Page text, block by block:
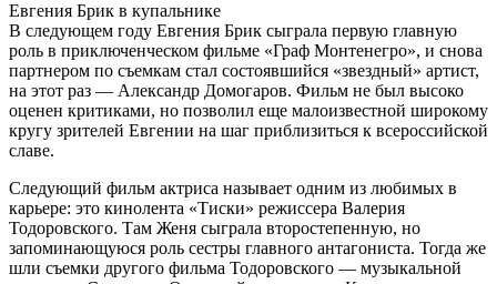
Евгения Брик в купальнике
В следующем году Евгения Брик сыграла первую главную
роль в приключенческом фильме «Граф Монтенегро», и снова
партнером по съемкам стал состоявшийся «звездный» артист,
на этот раз — Александр Домогаров. Фильм не был высоко
оценен критиками, но позволил еще малоизвестной широкому
кругу зрителей Евгении на шаг приблизиться к всероссийской
славе.
Следующий фильм актриса называет одним из любимых в
карьере: это кинолента «Тиски» режиссера Валерия
Тодоровского. Там Женя сыграла второстепенную, но
запоминающуюся роль сестры главного антагониста. Тогда же
шли съемки другого фильма Тодоровского — музыкальной